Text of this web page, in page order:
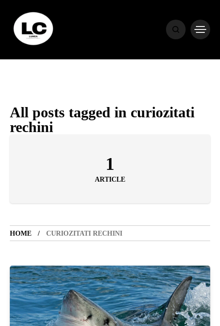
All posts tagged in curiozitati
rechini
1
ARTICLE
HOME CURIOZITATI RECHINI
HOME
HOROSCOP
ENGLISH
CONTENT
SANATATE
SI
INGRIJIRE